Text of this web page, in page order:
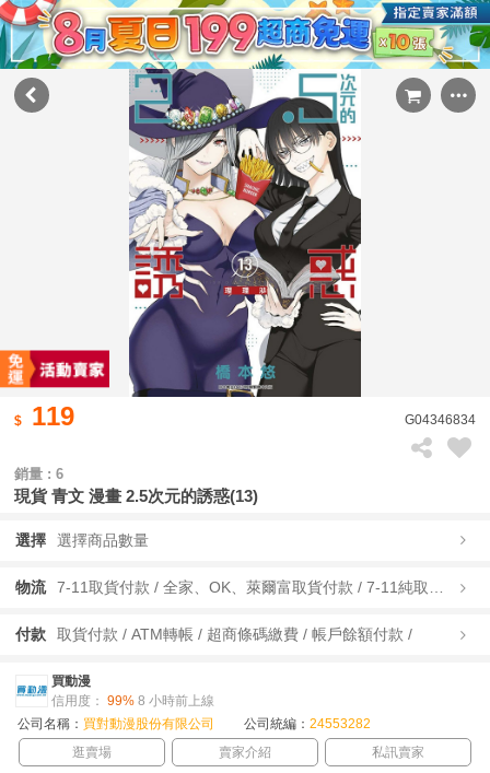
119 G04346834
銷量 : 6
現貨 青文 漫畫 2.5次元的誘惑(13)
選擇 選擇商品數量
物流
付款 取貨付款 / ATM轉帳 / 超商條碼繳費 / 帳戶餘額付款 /
買動漫
信用度： 99% 8 小時前上線
公司名稱： 買對動漫股份有限公司 公司統編： 24553282
逛賣場
賣家介紹 私訊賣家